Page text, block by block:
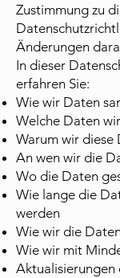
Zustimmung zu
Änderungen
In dieser
erfahren Sie:
Wie wir Daten
Welche Daten
Warum wir diese
An wen wir die
Wo die Daten
Wie lange die
werden
Wie wir die
Wie wir mit